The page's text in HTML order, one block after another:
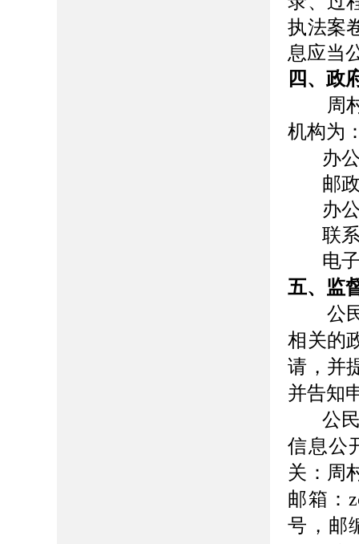
执法案
息应当
四、政
周村
机构为
办
邮
办
联
电
五、监
公
相关的
请，并
并告知
公
信息公
关：周
邮箱：
号 ，邮